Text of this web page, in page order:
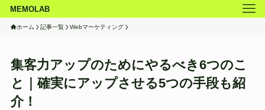
MEMOLAB
ホーム 記事一覧 Webマーケティング
集客力アップのためにやるべき6つのこ
と｜確実にアップさせる5つの手段も紹
介！